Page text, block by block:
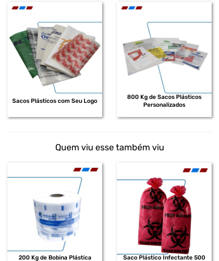
Sacos Plásticos com Seu Logo
800 Kg de Sacos Plásticos
Personalizados
Quem viu esse também viu
200 Kg de Bobina Plástica Saco Plástico Infectante 500